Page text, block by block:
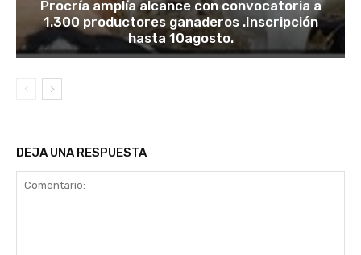
Procría amplía alcance con convocatoria a
1.300 productores ganaderos .Inscripción
hasta 10agosto.
DEJA UNA RESPUESTA